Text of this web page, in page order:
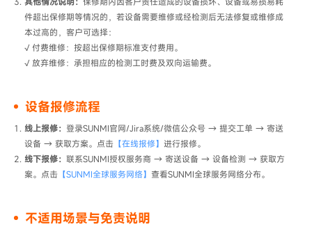
件超出保修期等情况的，若设备需要维修或经检测后无法修复或维修成
本过高的，客户可选择：
√ 付费维修​：按超出保修期标准支付费用。
√ 放弃维修​：承担相应的检测工时费及双向运输费。
设备报修流程
线上报修​： 登录SUNMI官网/Jira系统/微信公众号 → 提交工单 → 寄送
设备 → 获取方案。点击 【在线报修】 进行报修。
线下报修​： 联系SUNMI授权服务商 → 寄送设备 → 设备检测 → 获取方
案。点击 【SUNMI全球服务网络】 查看SUNMI全球服务网络分布。
不适用场景与免责说明